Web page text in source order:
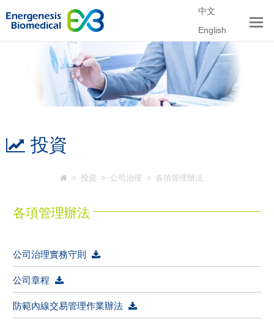
中文
English
投資
> 投資 > 公司治理 > 各項管理辦法
各項管理辦法
公司治理實務守則
公司章程
防範內線交易管理作業辦法